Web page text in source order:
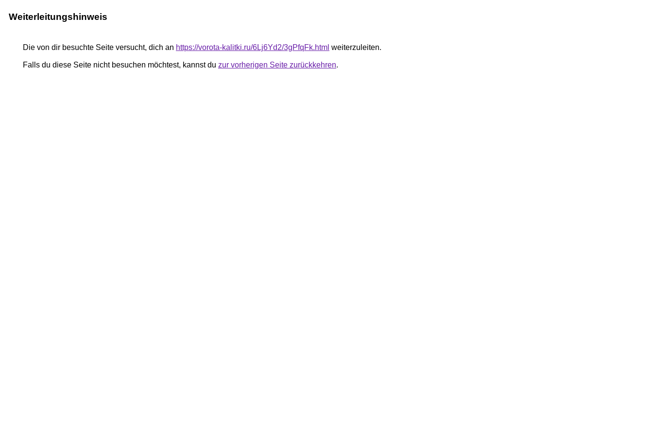
Weiterleitungshinweis
Die von dir besuchte Seite versucht, dich an https://vorota-kalitki.ru/6Lj6Yd2/3gPfqFk.html weiterzuleiten.
Falls du diese Seite nicht besuchen möchtest, kannst du zur vorherigen Seite zurückkehren.